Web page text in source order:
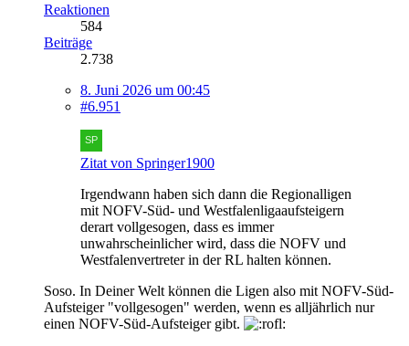
Reaktionen
584
Beiträge
2.738
8. Juni 2026 um 00:45
#6.951
Zitat von Springer1900
Irgendwann haben sich dann die Regionalligen
mit NOFV-Süd- und Westfalenligaaufsteigern
derart vollgesogen, dass es immer
unwahrscheinlicher wird, dass die NOFV und
Westfalenvertreter in der RL halten können.
Soso. In Deiner Welt können die Ligen also mit NOFV-Süd-
Aufsteiger "vollgesogen" werden, wenn es alljährlich nur
einen NOFV-Süd-Aufsteiger gibt.